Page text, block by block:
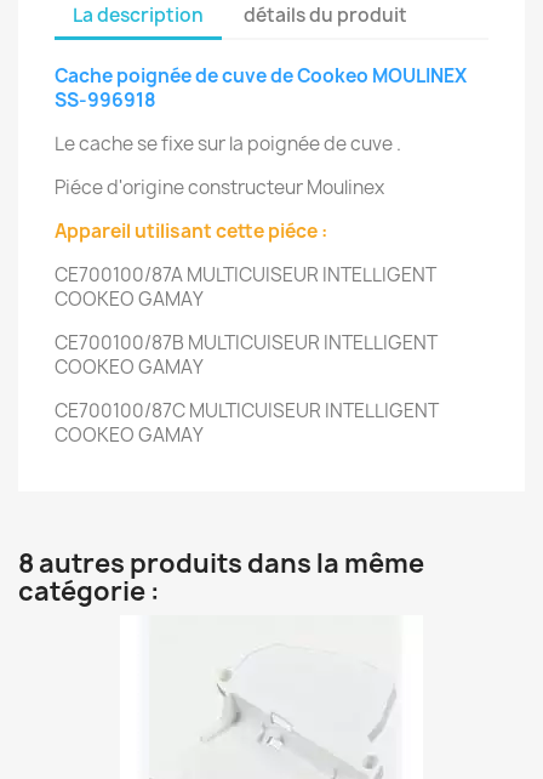
La description détails du produit
Cache poignée de cuve de Cookeo MOULINEX
SS-996918
Le cache se fixe sur la poignée de cuve .
Piéce d'origine constructeur Moulinex
Appareil utilisant cette piéce :
CE700100/87AMULTICUISEUR INTELLIGENT
COOKEO GAMAY
CE700100/87B MULTICUISEUR INTELLIGENT
COOKEO GAMAY
CE700100/87CMULTICUISEUR INTELLIGENT
COOKEO GAMAY
8 autres produits dans la même
catégorie :